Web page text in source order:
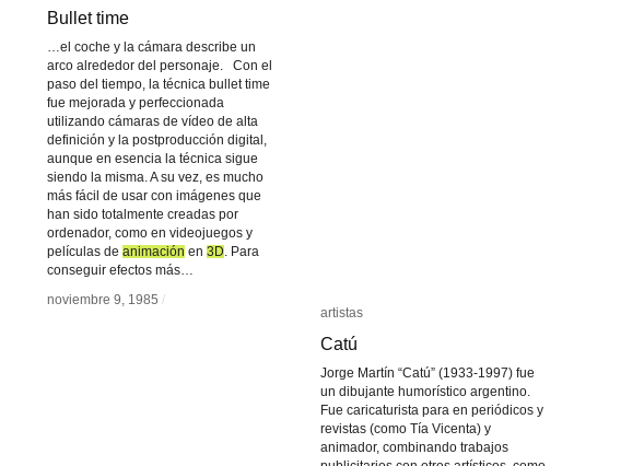
Bullet time
…el coche y la cámara describe un
arco alrededor del personaje. Con el
paso del tiempo, la técnica bullet time
fue mejorada y perfeccionada
utilizando cámaras de vídeo de alta
definición y la postproducción digital,
aunque en esencia la técnica sigue
siendo la misma. A su vez, es mucho
más fácil de usar con imágenes que
han sido totalmente creadas por
ordenador, como en videojuegos y
películas de animación en 3D . Para
conseguir efectos más…
noviembre 9, 1985 /
Bullet time
animación 3D
noviembre 9, 1985 /
artistas
Catú
Jorge Martín “Catú” (1933-1997) fue
un dibujante humorístico argentino.
Fue caricaturista para en periódicos y
revistas (como Tía Vicenta) y
animador, combinando trabajos
artistas
Catú